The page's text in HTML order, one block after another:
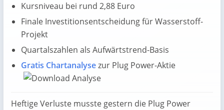
Kursniveau bei rund 2,88 Euro
Finale Investitionsentscheidung für Wasserstoff-
Projekt
Quartalszahlen als Aufwärtstrend-Basis
Gratis Chartanalysezur Plug Power-Aktie
Heftige Verluste musste gestern die Plug Power